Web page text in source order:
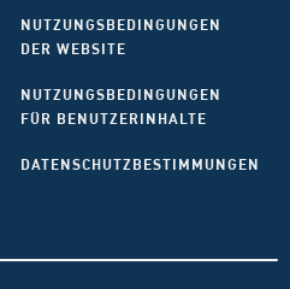
NUTZUNGSBEDINGUNGEN
DER WEBSITE
NUTZUNGSBEDINGUNGEN
FÜR BENUTZERINHALTE
DATENSCHUTZBESTIMMUNGEN